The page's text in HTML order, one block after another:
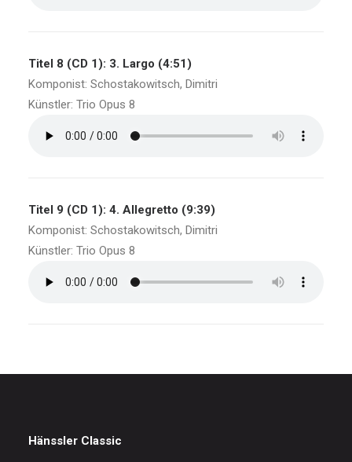
Titel 8 (CD 1): 3. Largo (4:51)
Komponist: Schostakowitsch, Dimitri
Künstler: Trio Opus 8
Titel 9 (CD 1): 4. Allegretto (9:39)
Komponist: Schostakowitsch, Dimitri
Künstler: Trio Opus 8
Hänssler Classic